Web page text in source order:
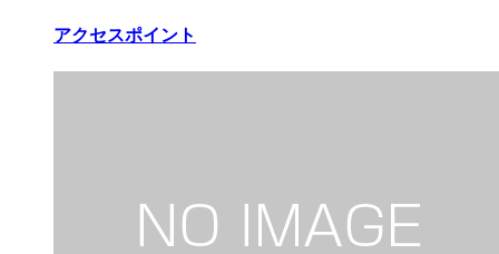
アクセスポイント